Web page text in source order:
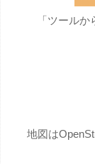
「ツール
地図は